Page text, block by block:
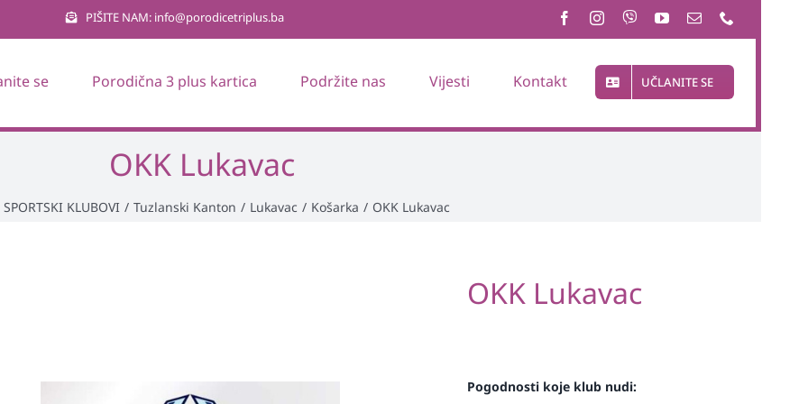
PIŠITE NAM: info@porodicetriplus.ba
se Porodična 3 plus kartica Podržite nas Vijesti Kontakt UČLANITE SE
OKK Lukavac
SPORTSKI KLUBOVI / Tuzlanski Kanton / Lukavac / Košarka / OKK Lukavac
OKK Lukavac
Pogodnosti koje klub nudi: